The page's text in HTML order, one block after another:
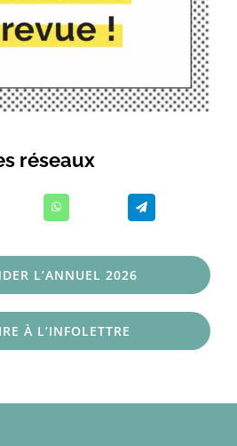
réseaux
L’ANNUEL 2026
À L’INFOLETTRE